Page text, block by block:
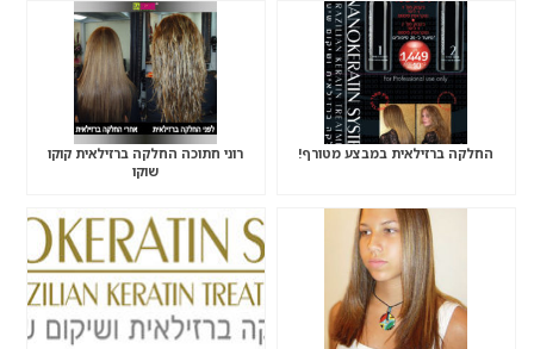
החלקה ברזילאית במבצע מטורף!
רוני חתוכה החלקה ברזילאית קוקו
שוקו